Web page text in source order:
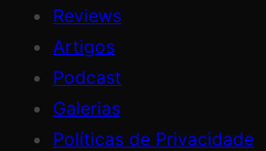
Reviews
Artigos
Podcast
Galerias
Políticas de Privacidade